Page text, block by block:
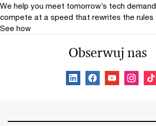
We help you meet tomorrow’s tech
compete at a speed that rewrites the rules
See how
Obserwuj nas